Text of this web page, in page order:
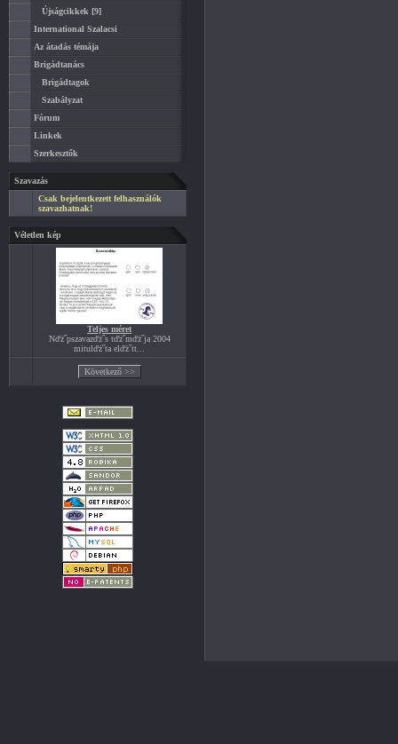
Újságcikkek [9]
International Szalacsi
Az átadás témája
Brigádtanács
Brigádtagok
Szabályzat
Fórum
Linkek
Szerkesztők
Szavazás
Csak bejelentkezett felhasználók
szavazhatnak!
Véletlen kép
Teljes méret
Nďż˝pszavazďż˝s tďż˝mďż˝ja 2004
mitulďż˝ta elďż˝tt...